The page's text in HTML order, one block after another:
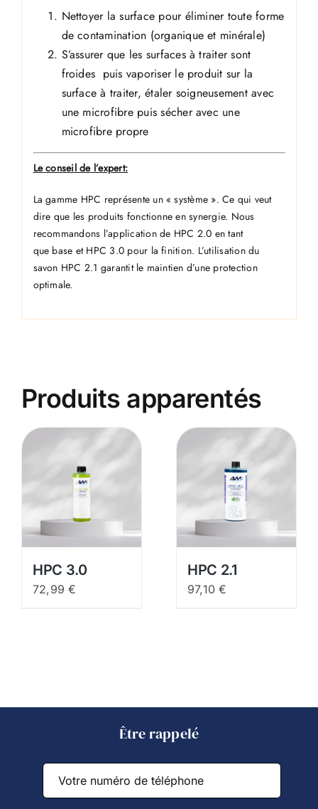
Nettoyer la surface pour éliminer toute forme
de contamination (organique et minérale)
S’assurer que les surfaces à traiter sont
froides puis vaporiser le produit sur la
surface à traiter, étaler soigneusement avec
une microfibre puis sécher avec une
microfibre propre
Le conseil de l’expert:
La gamme HPC représente un « système ». Ce qui veut
dire que les produits fonctionne en synergie. Nous
recommandons l’application de HPC 2.0 en tant
que base et HPC 3.0 pour la finition. L’utilisation du
savon HPC 2.1 garantit le maintien d’une protection
optimale.
Produits apparentés
HPC 3.0
72,99€
HPC 2.1
97,10€
Être rappelé